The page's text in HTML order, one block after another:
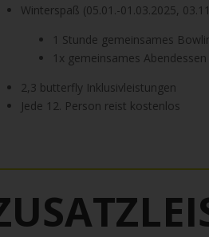
Winterspaß (05.01.-01.03.2025,
1 Stunde gemeinsames
1x gemeinsames
2,3 butterfly Inklusivleistungen
Jede 12. Person reist kostenlos